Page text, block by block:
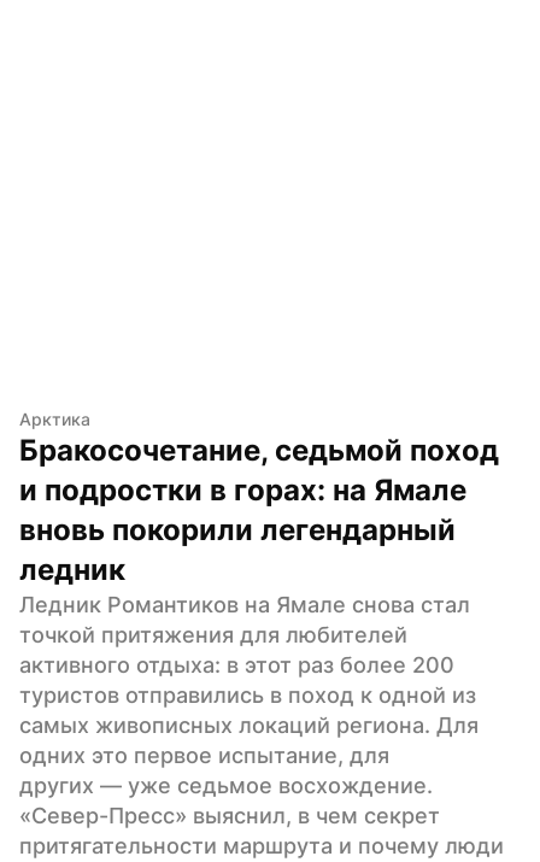
Арктика
Бракосочетание, седьмой поход
и подростки в горах: на Ямале
вновь покорили легендарный
ледник
Ледник Романтиков на Ямале снова стал
точкой притяжения для любителей
активного отдыха: в этот раз более 200
туристов отправились в поход к одной из
самых живописных локаций региона. Для
одних это первое испытание, для
других — уже седьмое восхождение.
«Север-Пресс» выяснил, в чем секрет
притягательности маршрута и почему люди